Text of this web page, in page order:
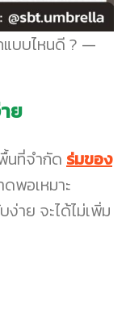
บบไหนดี ?
ย
นที่จำกัด ร่มของ
พอเหมาะ
าย จะได้ไม่เพิ่ม